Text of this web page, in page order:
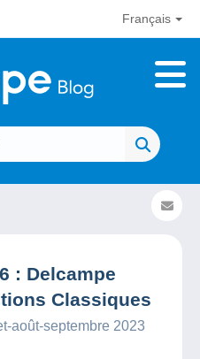
Français
: Delcampe
Classiques
août-septembre 2023